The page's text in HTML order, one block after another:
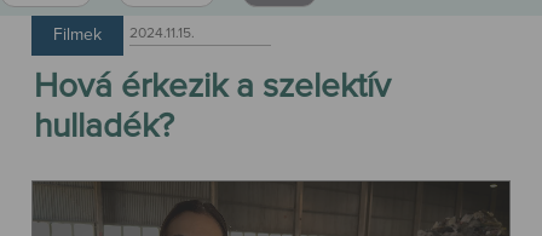
Filmek 2024.11.15.
Hová érkezik a szelektív
hulladék?